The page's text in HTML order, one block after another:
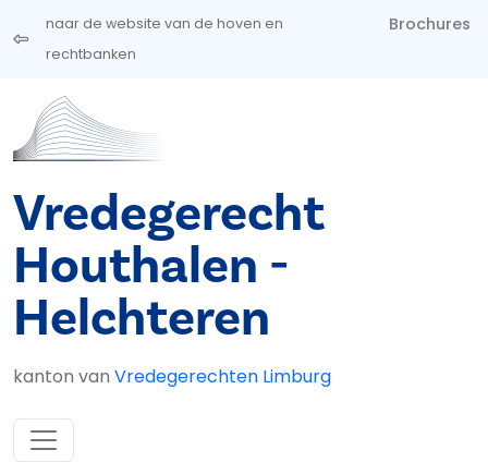
Overslaan en naar de inhoud gaan
naar de website van de hoven en
rechtbanken
Brochures
Vredegerecht
Houthalen -
Helchteren
kanton van Vredegerechten Limburg